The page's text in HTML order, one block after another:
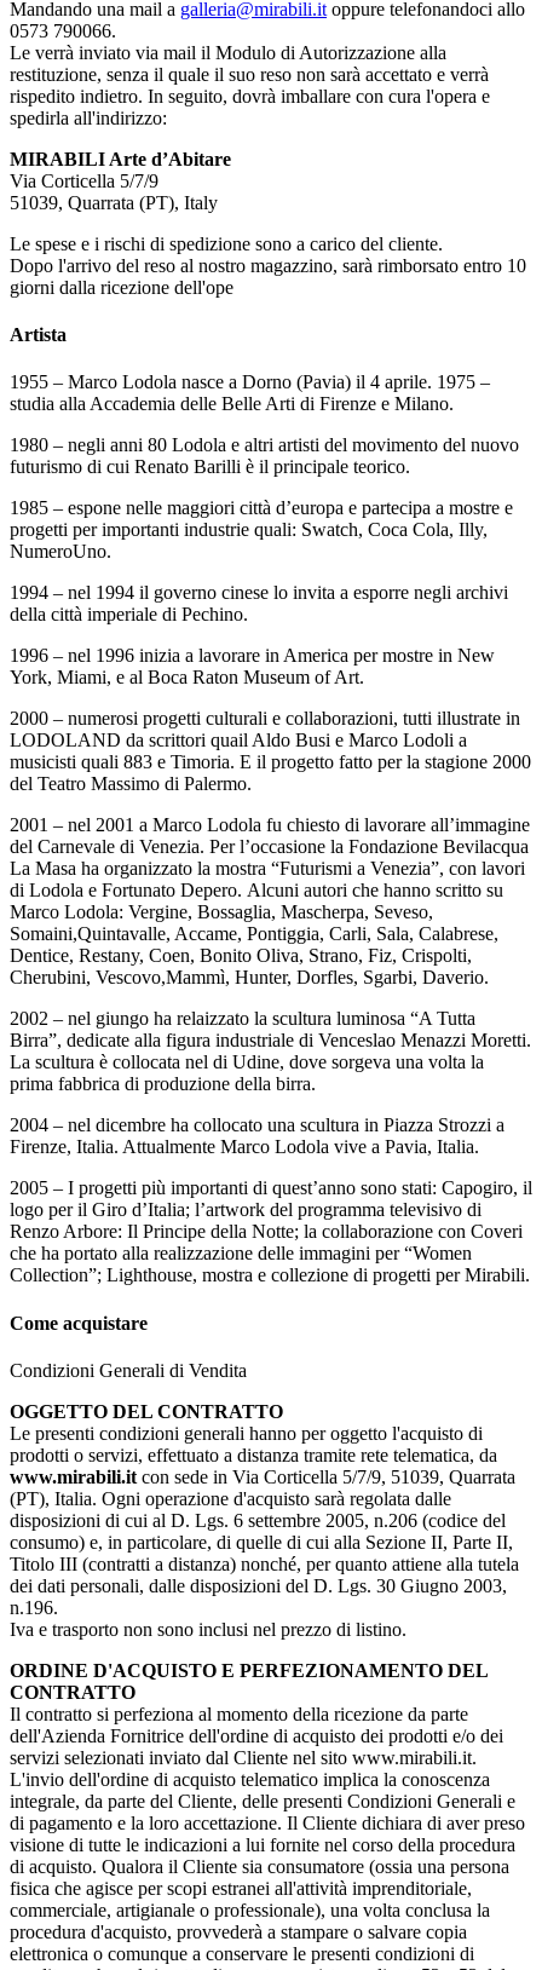
Mandando una mail a galleria@mirabili.it oppure telefonandoci allo
0573 790066.
Le verrà inviato via mail il Modulo di Autorizzazione alla
restituzione, senza il quale il suo reso non sarà accettato e verrà
rispedito indietro. In seguito, dovrà imballare con cura l'opera e
spedirla all'indirizzo:
MIRABILI Arte d’Abitare
Via Corticella 5/7/9
51039, Quarrata (PT), Italy
Le spese e i rischi di spedizione sono a carico del cliente.
Dopo l'arrivo del reso al nostro magazzino, sarà rimborsato entro 10
giorni dalla ricezione dell'ope
Artista
1955 – Marco Lodola nasce a Dorno (Pavia) il 4 aprile. 1975 –
studia alla Accademia delle Belle Arti di Firenze e Milano.
1980 – negli anni 80 Lodola e altri artisti del movimento del nuovo
futurismo di cui Renato Barilli è il principale teorico.
1985 – espone nelle maggiori città d’europa e partecipa a mostre e
progetti per importanti industrie quali: Swatch, Coca Cola, Illy,
NumeroUno.
1994 – nel 1994 il governo cinese lo invita a esporre negli archivi
della città imperiale di Pechino.
1996 – nel 1996 inizia a lavorare in America per mostre in New
York, Miami, e al Boca Raton Museum of Art.
2000 – numerosi progetti culturali e collaborazioni, tutti illustrate in
LODOLAND da scrittori quail Aldo Busi e Marco Lodoli a
musicisti quali 883 e Timoria. E il progetto fatto per la stagione 2000
del Teatro Massimo di Palermo.
2001 – nel 2001 a Marco Lodola fu chiesto di lavorare all’immagine
del Carnevale di Venezia. Per l’occasione la Fondazione Bevilacqua
La Masa ha organizzato la mostra “Futurismi a Venezia”, con lavori
di Lodola e Fortunato Depero. Alcuni autori che hanno scritto su
Marco Lodola: Vergine, Bossaglia, Mascherpa, Seveso,
Somaini,Quintavalle, Accame, Pontiggia, Carli, Sala, Calabrese,
Dentice, Restany, Coen, Bonito Oliva, Strano, Fiz, Crispolti,
Cherubini, Vescovo,Mammì, Hunter, Dorfles, Sgarbi, Daverio.
2002 – nel giungo ha relaizzato la scultura luminosa “A Tutta
Birra”, dedicate alla figura industriale di Venceslao Menazzi Moretti.
La scultura è collocata nel di Udine, dove sorgeva una volta la
prima fabbrica di produzione della birra.
2004 – nel dicembre ha collocato una scultura in Piazza Strozzi a
Firenze, Italia. Attualmente Marco Lodola vive a Pavia, Italia.
2005 – I progetti più importanti di quest’anno sono stati: Capogiro, il
logo per il Giro d’Italia; l’artwork del programma televisivo di
Renzo Arbore: Il Principe della Notte; la collaborazione con Coveri
che ha portato alla realizzazione delle immagini per “Women
Collection”; Lighthouse, mostra e collezione di progetti per Mirabili.
Come acquistare
Condizioni Generali di Vendita
OGGETTO DEL CONTRATTO
Le presenti condizioni generali hanno per oggetto l'acquisto di
prodotti o servizi, effettuato a distanza tramite rete telematica, da
www.mirabili.it con sede in Via Corticella 5/7/9, 51039, Quarrata
(PT), Italia. Ogni operazione d'acquisto sarà regolata dalle
disposizioni di cui al D. Lgs. 6 settembre 2005, n.206 (codice del
consumo) e, in particolare, di quelle di cui alla Sezione II, Parte II,
Titolo III (contratti a distanza) nonché, per quanto attiene alla tutela
dei dati personali, dalle disposizioni del D. Lgs. 30 Giugno 2003,
n.196.
Iva e trasporto non sono inclusi nel prezzo di listino.
ORDINE D'ACQUISTO E PERFEZIONAMENTO DEL
CONTRATTO
Il contratto si perfeziona al momento della ricezione da parte
dell'Azienda Fornitrice dell'ordine di acquisto dei prodotti e/o dei
servizi selezionati inviato dal Cliente nel sito www.mirabili.it.
L'invio dell'ordine di acquisto telematico implica la conoscenza
integrale, da parte del Cliente, delle presenti Condizioni Generali e
di pagamento e la loro accettazione. Il Cliente dichiara di aver preso
visione di tutte le indicazioni a lui fornite nel corso della procedura
di acquisto. Qualora il Cliente sia consumatore (ossia una persona
fisica che agisce per scopi estranei all'attività imprenditoriale,
commerciale, artigianale o professionale), una volta conclusa la
procedura d'acquisto, provvederà a stampare o salvare copia
elettronica o comunque a conservare le presenti condizioni di